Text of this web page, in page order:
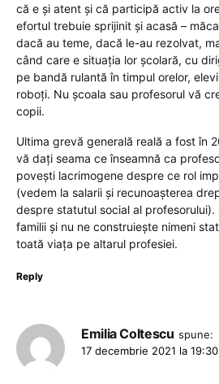
că e și atent și că participă activ la
efortul trebuie sprijinit și acasă –
dacă au teme, dacă le-au rezolvat,
când care e situația lor școlară, cu
pe bandă rulantă în timpul orelor,
roboți. Nu școala sau profesorul vă
copii.
Ultima grevă generală reală a fost în
vă dați seama ce înseamnă ca
povești lacrimogene despre ce rol
(vedem la salarii și recunoașterea
despre statutul social al profesorului).
familii și nu ne construiește nimeni
toată viața pe altarul profesiei.
Reply
Emilia Coltescu spune:
17 decembrie 2021 la 19:30